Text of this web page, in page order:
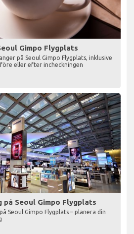
Gimpo Flygplats
på Seoul Gimpo Flygplats, inklusive
eller efter incheckningen
på Seoul Gimpo Flygplats
Seoul Gimpo Flygplats – planera din